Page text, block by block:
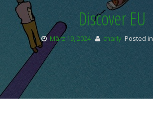
Discover EU
März 19, 2024 charly Posted in